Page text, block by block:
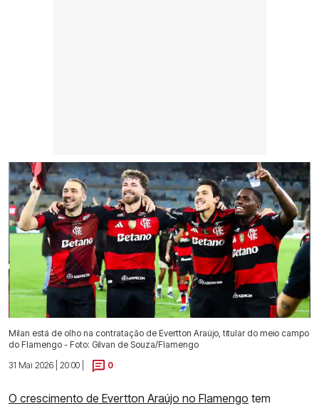
Milan está de olho na contratação de Evertton Araújo, titular do meio campo
do Flamengo - Foto: Gilvan de Souza/Flamengo
31 Mai 2026 | 20:00 |
0
O crescimento de Evertton Araújo no Flamengo tem